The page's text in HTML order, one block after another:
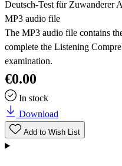
Deutsch-Test für Zuwanderer
MP3 audio file
The MP3 audio file contains
complete the Listening
examination.
€0.00
In stock
Download
Add to Wish List